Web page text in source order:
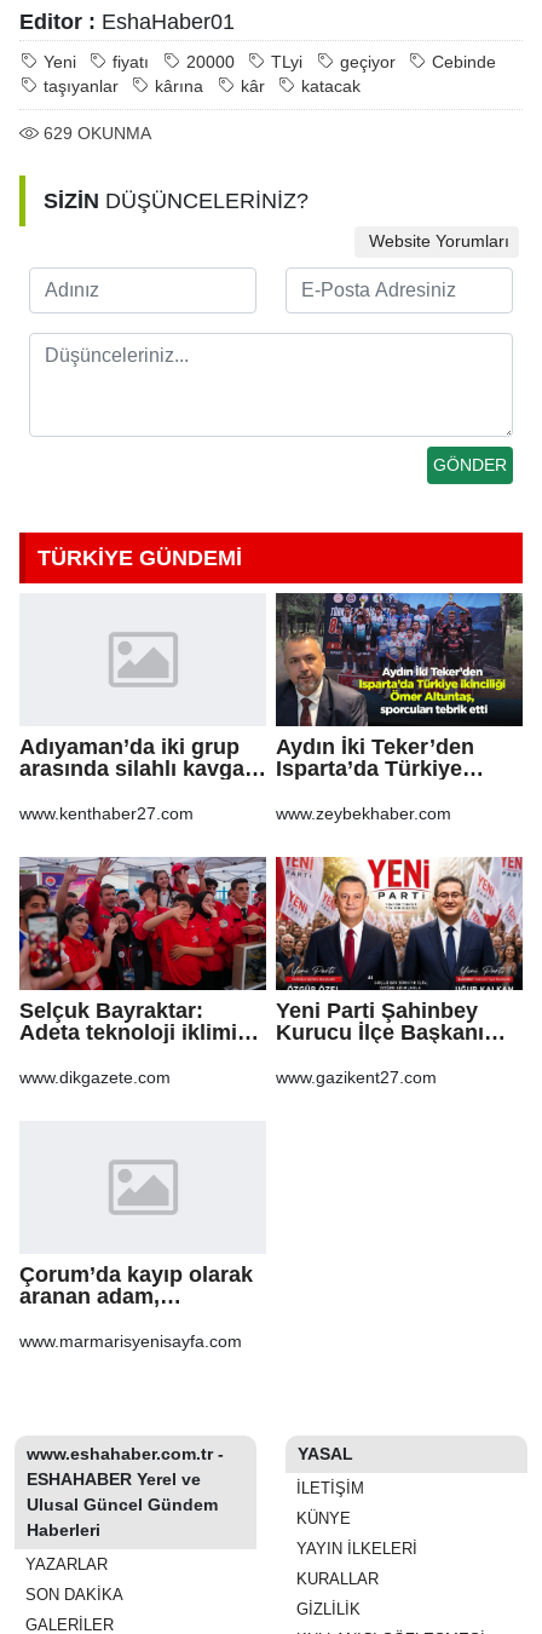
Editor : EshaHaber01
Yeni fiyatı 20000 TLyi geçiyor
Cebinde
taşıyanlar
kârına kâr katacak
629 OKUNMA
SİZİN DÜŞÜNCELERİNİZ?
Website Yorumları
TÜRKİYE GÜNDEMİ
Adıyaman’da iki grup
arasında silahlı kavga:
www.kenthaber27.com
Aydın İki Teker’den
Isparta’da Türkiye
Altuntaş, sporcuları
www.zeybekhaber.com
Selçuk Bayraktar:
Adeta teknoloji iklimi
www.dikgazete.com
Yeni Parti Şahinbey
Kurucu İlçe Başkanı
www.gazikent27.com
Çorum’da kayıp olarak
aranan adam,
otomobilinin altında ölü
www.marmarisyenisayfa.com
www.eshahaber.com.tr -
ESHAHABER Yerel ve
Ulusal Güncel Gündem
Haberleri
YAZARLAR
SON DAKİKA
GALERİLER
YASAL
İLETIŞIM
KÜNYE
YAYIN İLKELERI
KURALLAR
GIZLILIK